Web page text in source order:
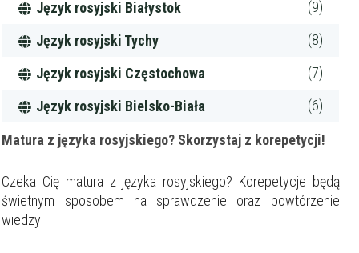
Język rosyjski Białystok (9)
Język rosyjski Tychy (8)
Język rosyjski Częstochowa (7)
Język rosyjski Bielsko-Biała (6)
Matura z języka rosyjskiego? Skorzystaj z korepetycji!
Czeka Cię matura z języka rosyjskiego? Korepetycje będą
świetnym sposobem na sprawdzenie oraz powtórzenie
wiedzy!